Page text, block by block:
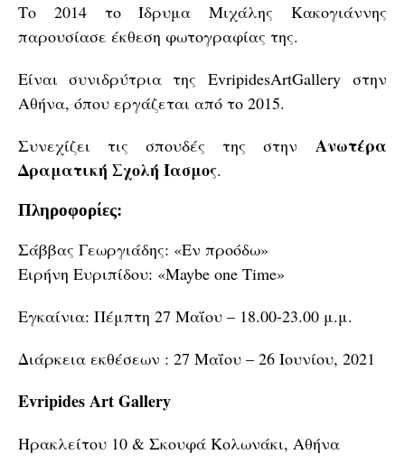
Το 2014 το Ίδρυμα Μιχάλης Κακογιάννης
παρουσίασε έκθεση φωτογραφίας της.
Είναι συνιδρύτρια της EvripidesArtGallery στην
Αθήνα, όπου εργάζεται από το 2015.
Συνεχίζει τις σπουδές της στην Ανωτέρα
Δραματική Σχολή Ίασμος.
Πληροφορίες:
Σάββας Γεωργιάδης: «Εν προόδω»
Ειρήνη Ευριπίδου: «Maybe one Time»
Εγκαίνια: Πέμπτη 27 Μαΐου – 18.00-23.00 μ.μ.
Διάρκεια εκθέσεων : 27 Μαΐου – 26 Ιουνίου, 2021
Evripides Art Gallery
Ηρακλείτου 10 & Σκουφά Κολωνάκι, Αθήνα